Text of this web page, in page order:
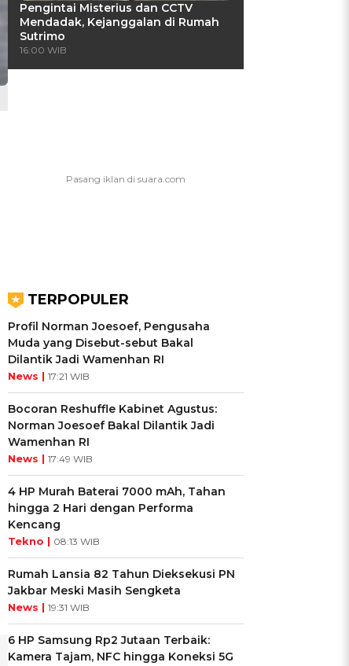
Pengintai Misterius dan CCTV
Mendadak, Kejanggalan di Rumah
Sutrimo
16:00 WIB
TERPOPULER
Profil Norman Joesoef, Pengusaha
Muda yang Disebut-sebut Bakal
Dilantik Jadi Wamenhan RI
News | 17:21 WIB
Bocoran Reshuffle Kabinet Agustus:
Norman Joesoef Bakal Dilantik Jadi
Wamenhan RI
News | 17:49 WIB
4 HP Murah Baterai 7000 mAh, Tahan
hingga 2 Hari dengan Performa
Kencang
Tekno | 08:13 WIB
Rumah Lansia 82 Tahun Dieksekusi PN
Jakbar Meski Masih Sengketa
News | 19:31 WIB
6 HP Samsung Rp2 Jutaan Terbaik:
Kamera Tajam, NFC hingga Koneksi 5G